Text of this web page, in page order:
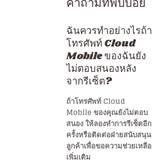
ฉันควรทำอย่างไรถ้า
โทรศัพท์ Cloud
Mobile ของฉันยัง
ไม่ตอบสนองหลัง
จากรีเซ็ต?
ถ้าโทรศัพท์ Cloud
Mobile ของคุณยังไม่ตอบ
สนอง ให้ลองทำการรีเซ็ตอีก
ครั้งหรือติดต่อฝ่ายสนับสนุน
ลูกค้าเพื่อขอความช่วยเหลือ
เพิ่มเติม